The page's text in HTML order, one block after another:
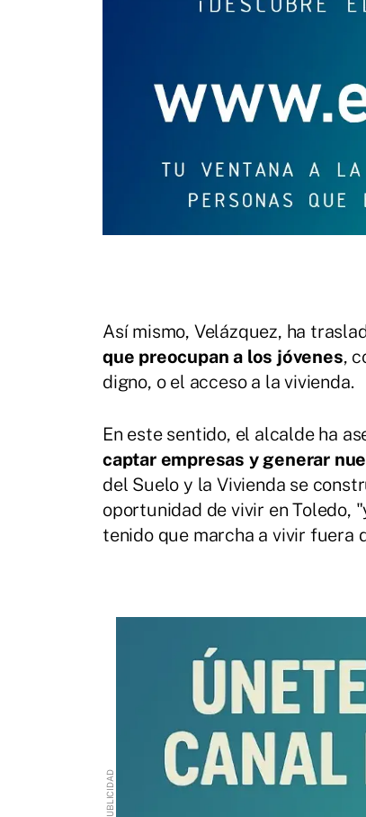
Así mismo, Velázquez, ha
que preocupan a los jóvenes,
digno, o el acceso a la vivienda.
En este sentido, el alcalde ha
captar empresas y generar
del Suelo y la Vivienda se
oportunidad de vivir en Toledo,
tenido que marcha a vivir fuera